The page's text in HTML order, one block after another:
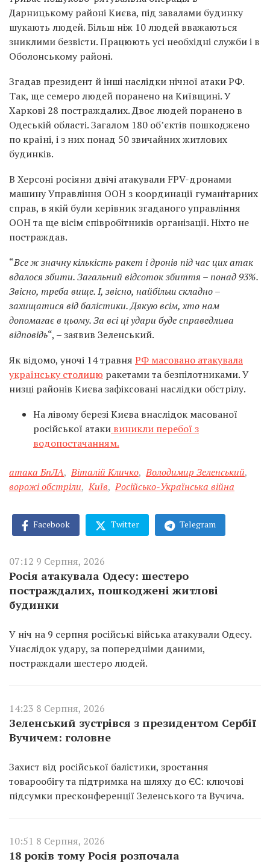
Дарницькому районі Києва, під завалами будинку
шукають людей. Більш ніж 10 людей вважаються
зниклими безвісти. Працюють усі необхідні служби і в
Оболонському районі.
Згадав президент й інші наслідки нічної атаки РФ.
Так, ще семеро людей поранено на Київщині. У
Харкові 28 постраждалих. Двоє людей поранено в
Одеській області. Загалом 180 об’єктів пошкоджено
по країні, і з них понад 50 звичайних житлових
будинків.
В Херсоні росіяни двічі атакували FPV-дронами
машину Управління ООН з координації гуманітарних
справ, в якій були керівник згаданого управління
ООН та ще вісім співробітників організації. Ніхто не
постраждав.
“Все ж значну кількість ракет і дронів під час цих атак
вдалося збити. Загальний відсоток збиття – понад 93%.
Звісно, треба вище. І, звісно, найбільш складно –
захищатися від балістики. Дякую всім, хто нам
допомагає в цьому. За всі ці удари буде справедлива
відповідь“, – заявив Зеленський.
Як відомо, уночі 14 травня РФ масовано атакувала
українську столицю ракетами та безпілотниками. У
низці районів Києва зафіксовані наслідки обстрілу.
На лівому березі Києва внаслідок масованої
російської атаки виникли перебої з
водопостачанням.
атака БпЛА, Віталій Кличко, Володимир Зеленський,
ворожі обстріли, Київ, Російсько-Українська війна
Facebook Twitter Telegram
07:12 9 Серпня, 2026
Росія атакувала Одесу: шестеро
постраждалих, пошкоджені житлові
будинки
У ніч на 9 серпня російські війська атакували Одесу.
Унаслідок удару, за попередніми даними,
постраждали шестеро людей.
14:23 8 Серпня, 2026
Зеленський зустрівся з президентом Сербії
Вучичем: головне
Захист від російської балістики, зростання
товарообігу та підтримка на шляху до ЄС: ключові
підсумки пресконференції Зеленського та Вучича.
10:51 8 Серпня, 2026
18 років тому Росія розпочала